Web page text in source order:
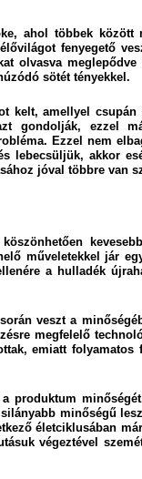
ahol többek között
fenyegető
olvasva
sötét tényekkel.
kelt, amellyel
gondolják, ezzel
Ezzel nem
lebecsüljük, akkor
jóval többre van
műveletekkel jár
a hulladék
veszt a
megfelelő
emiatt folyamatos
produktum
minőségű
életciklusában
végeztével